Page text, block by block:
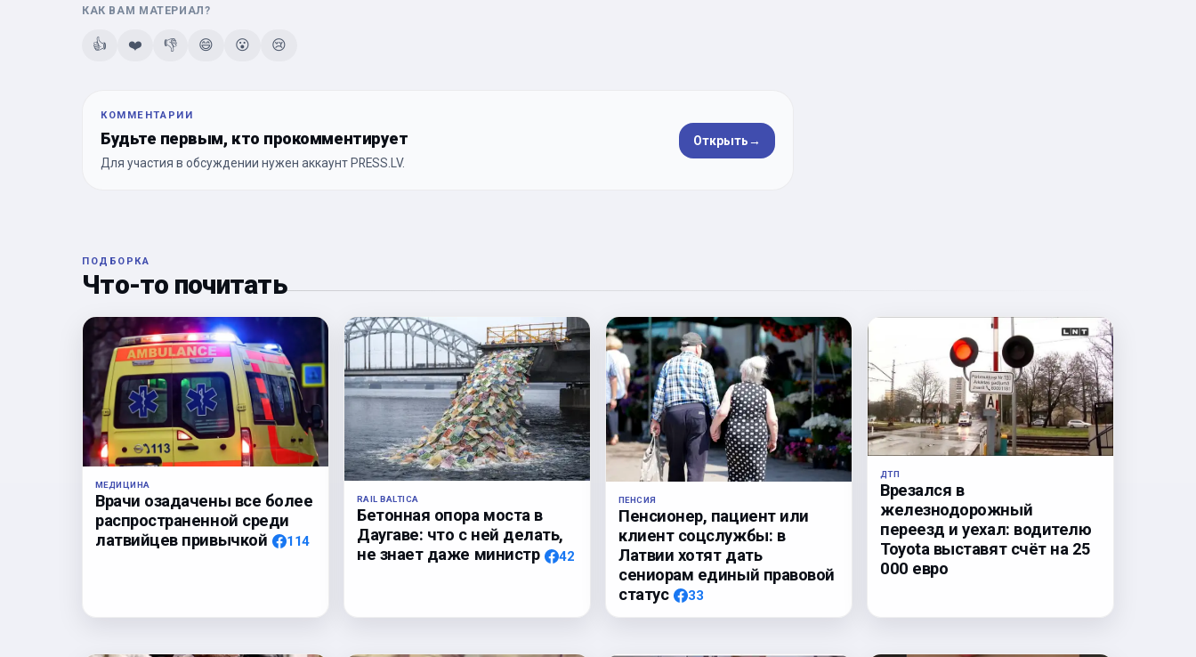
КАК ВАМ МАТЕРИАЛ?
👍 ❤️ 👎 😄 😮 😢
КОММЕНТАРИИ
Будьте первым, кто прокомментирует
Для участия в обсуждении нужен аккаунт PRESS.LV.
Открыть→
ПОДБОРКА
Что-то почитать
МЕДИЦИНА
Врачи озадачены все более
распространенной среди
латвийцев привычкой
114
RAIL BALTICA
Бетонная опора моста в
Даугаве: что с ней делать,
не знает даже министр
42
ПЕНСИЯ
Пенсионер, пациент или
клиент соцслужбы: в
Латвии хотят дать
сениорам единый правовой
статус
33
ДТП
Врезался в
железнодорожный
переезд и уехал: водителю
Toyota выставят счёт на 25
000 евро